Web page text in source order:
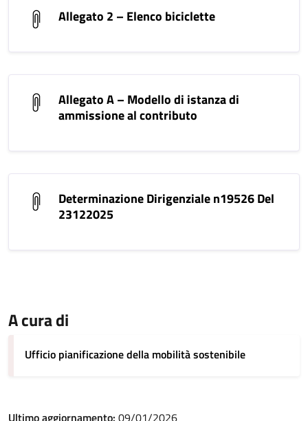
Allegato 2 – Elenco biciclette
Allegato A – Modello di istanza di
ammissione al contributo
Determinazione Dirigenziale n19526 Del
23122025
A cura di
Ufficio pianificazione della mobilità sostenibile
Ultimo aggiornamento: 09/01/2026